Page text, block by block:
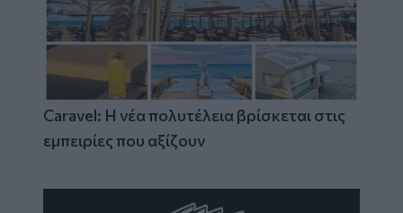
Caravel: Η νέα πολυτέλεια βρίσκεται στις
εμπειρίες που αξίζουν